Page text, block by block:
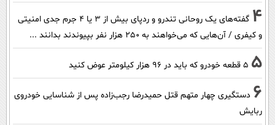
4
گفته‌های یک روحانی تندرو و ردپای بیش از ۳ یا ۴ جرم جدی امنیتی
و کیفری / آن‌هایی که می‌خواهند به ۲۵۰ هزار نفر بپیوندند بدانند ...
5 ۵ قطعه خودرو که باید در ۹۶ هزار کیلومتر عوض کنید
6 دستگیری چهار متهم قتل حمیدرضا رجب‌زاده پس از شناسایی خودروی
ربایش